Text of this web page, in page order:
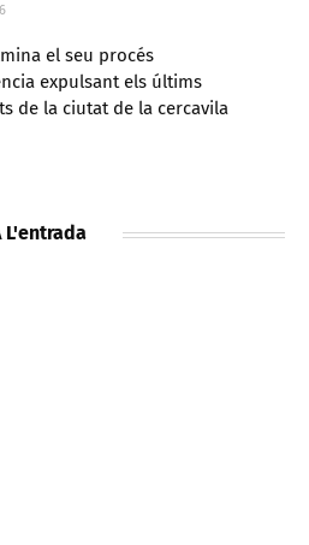
el seu procés
expulsant els últims
de la ciutat de la cercavila
L'entrada